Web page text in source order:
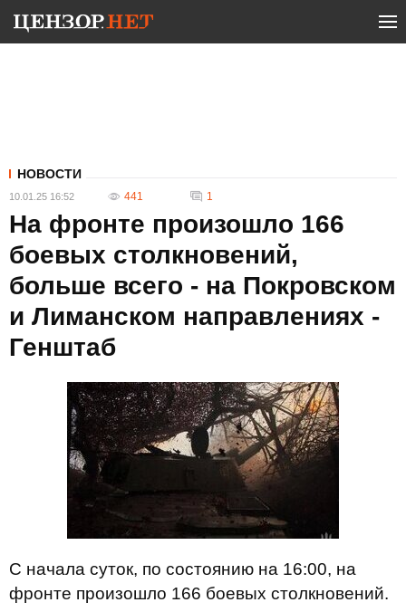
НОВОСТИ
10.01.25 16:52 441 1
На фронте произошло 166
боевых столкновений,
больше всего - на Покровском
и Лиманском направлениях -
Генштаб
С начала суток, по состоянию на 16:00, на
фронте произошло 166 боевых столкновений.